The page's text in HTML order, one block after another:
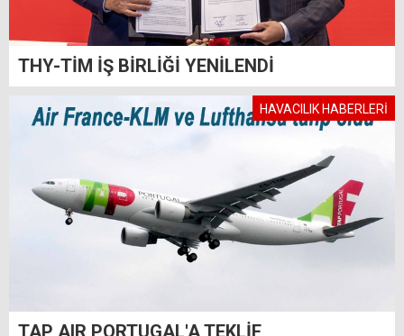
THY-TİM İŞ BİRLİĞİ YENİLENDİ
HAVACILIK HABERLERİ
TAP AIR PORTUGAL'A TEKLİF